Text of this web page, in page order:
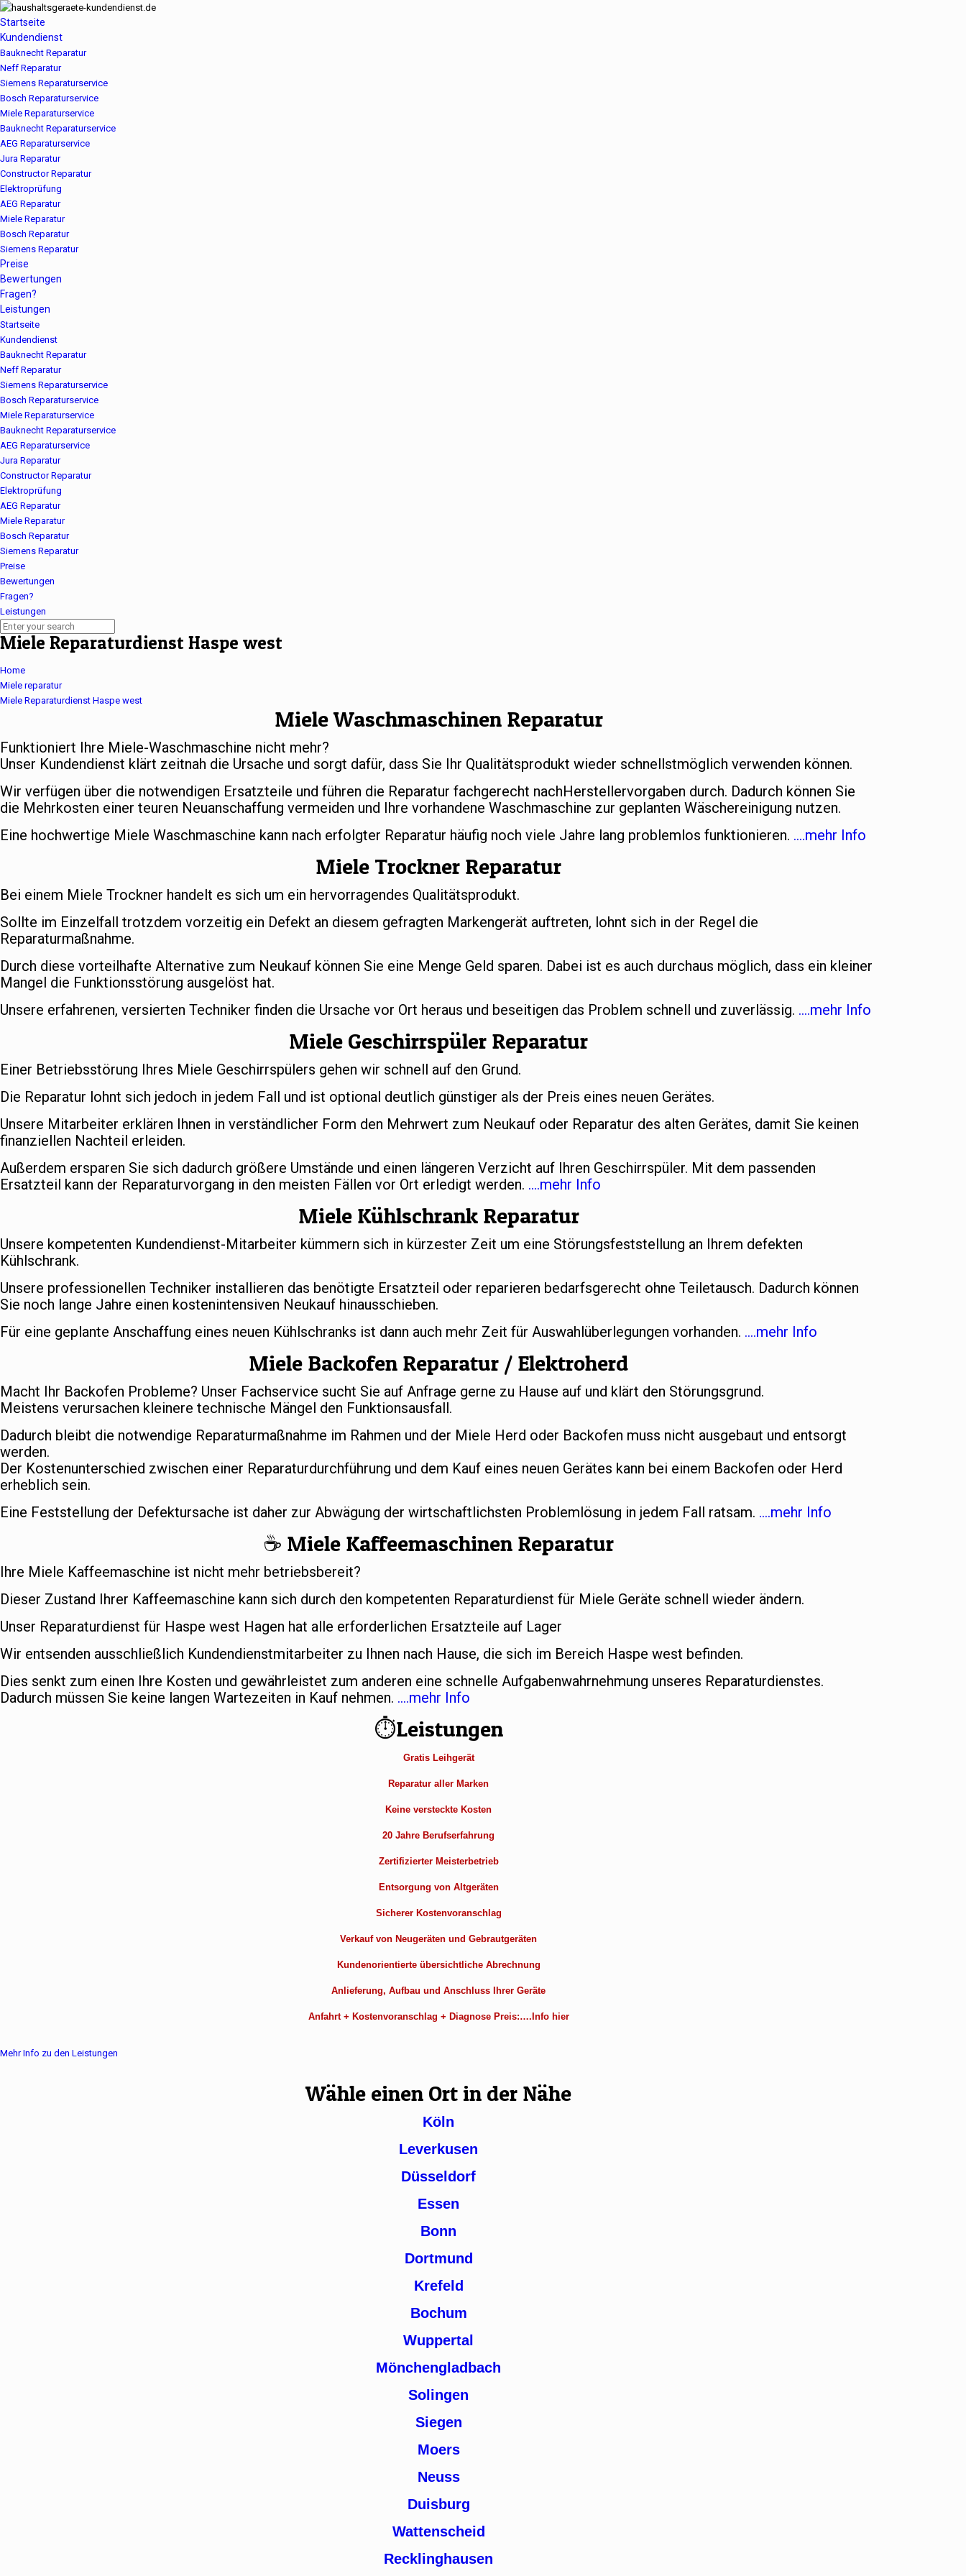
Startseite
Kundendienst
Bauknecht Reparatur
Neff Reparatur
Siemens Reparaturservice
Bosch Reparaturservice
Miele Reparaturservice
Bauknecht Reparaturservice
AEG Reparaturservice
Jura Reparatur
Constructor Reparatur
Elektroprüfung
AEG Reparatur
Miele Reparatur
Bosch Reparatur
Siemens Reparatur
Preise
Bewertungen
Fragen?
Leistungen
Startseite
Kundendienst
Bauknecht Reparatur
Neff Reparatur
Siemens Reparaturservice
Bosch Reparaturservice
Miele Reparaturservice
Bauknecht Reparaturservice
AEG Reparaturservice
Jura Reparatur
Constructor Reparatur
Elektroprüfung
AEG Reparatur
Miele Reparatur
Bosch Reparatur
Siemens Reparatur
Preise
Bewertungen
Fragen?
Leistungen
Miele Reparaturdienst Haspe west
Home
Miele reparatur
Miele Reparaturdienst Haspe west
Miele Waschmaschinen Reparatur
Funktioniert Ihre Miele-Waschmaschine nicht mehr?
Unser Kundendienst klärt zeitnah die Ursache und sorgt dafür, dass Sie Ihr Qualitätsprodukt wieder schnellstmöglich verwenden können.
Wir verfügen über die notwendigen Ersatzteile und führen die Reparatur fachgerecht nachHerstellervorgaben durch. Dadurch können Sie
die Mehrkosten einer teuren Neuanschaffung vermeiden und Ihre vorhandene Waschmaschine zur geplanten Wäschereinigung nutzen.
Eine hochwertige Miele Waschmaschine kann nach erfolgter Reparatur häufig noch viele Jahre lang problemlos funktionieren. ….mehr Info
Miele Trockner Reparatur
Bei einem Miele Trockner handelt es sich um ein hervorragendes Qualitätsprodukt.
Sollte im Einzelfall trotzdem vorzeitig ein Defekt an diesem gefragten Markengerät auftreten, lohnt sich in der Regel die
Reparaturmaßnahme.
Durch diese vorteilhafte Alternative zum Neukauf können Sie eine Menge Geld sparen. Dabei ist es auch durchaus möglich, dass ein kleiner
Mangel die Funktionsstörung ausgelöst hat.
Unsere erfahrenen, versierten Techniker finden die Ursache vor Ort heraus und beseitigen das Problem schnell und zuverlässig. ….mehr Info
Miele Geschirrspüler Reparatur
Einer Betriebsstörung Ihres Miele Geschirrspülers gehen wir schnell auf den Grund.
Die Reparatur lohnt sich jedoch in jedem Fall und ist optional deutlich günstiger als der Preis eines neuen Gerätes.
Unsere Mitarbeiter erklären Ihnen in verständlicher Form den Mehrwert zum Neukauf oder Reparatur des alten Gerätes, damit Sie keinen
finanziellen Nachteil erleiden.
Außerdem ersparen Sie sich dadurch größere Umstände und einen längeren Verzicht auf Ihren Geschirrspüler. Mit dem passenden
Ersatzteil kann der Reparaturvorgang in den meisten Fällen vor Ort erledigt werden. ….mehr Info
Miele Kühlschrank Reparatur
Unsere kompetenten Kundendienst-Mitarbeiter kümmern sich in kürzester Zeit um eine Störungsfeststellung an Ihrem defekten
Kühlschrank.
Unsere professionellen Techniker installieren das benötigte Ersatzteil oder reparieren bedarfsgerecht ohne Teiletausch. Dadurch können
Sie noch lange Jahre einen kostenintensiven Neukauf hinausschieben.
Für eine geplante Anschaffung eines neuen Kühlschranks ist dann auch mehr Zeit für Auswahlüberlegungen vorhanden. ….mehr Info
Miele Backofen Reparatur / Elektroherd
Macht Ihr Backofen Probleme? Unser Fachservice sucht Sie auf Anfrage gerne zu Hause auf und klärt den Störungsgrund.
Meistens verursachen kleinere technische Mängel den Funktionsausfall.
Dadurch bleibt die notwendige Reparaturmaßnahme im Rahmen und der Miele Herd oder Backofen muss nicht ausgebaut und entsorgt
werden.
Der Kostenunterschied zwischen einer Reparaturdurchführung und dem Kauf eines neuen Gerätes kann bei einem Backofen oder Herd
erheblich sein.
Eine Feststellung der Defektursache ist daher zur Abwägung der wirtschaftlichsten Problemlösung in jedem Fall ratsam. ….mehr Info
☕️ Miele Kaffeemaschinen Reparatur
Ihre Miele Kaffeemaschine ist nicht mehr betriebsbereit?
Dieser Zustand Ihrer Kaffeemaschine kann sich durch den kompetenten Reparaturdienst für Miele Geräte schnell wieder ändern.
Unser Reparaturdienst für Haspe west Hagen hat alle erforderlichen Ersatzteile auf Lager
Wir entsenden ausschließlich Kundendienstmitarbeiter zu Ihnen nach Hause, die sich im Bereich Haspe west befinden.
Dies senkt zum einen Ihre Kosten und gewährleistet zum anderen eine schnelle Aufgabenwahrnehmung unseres Reparaturdienstes.
Dadurch müssen Sie keine langen Wartezeiten in Kauf nehmen. ….mehr Info
⏱Leistungen
Gratis Leihgerät
Reparatur aller Marken
Keine versteckte Kosten
20 Jahre Berufserfahrung
Zertifizierter Meisterbetrieb
Entsorgung von Altgeräten
Sicherer Kostenvoranschlag
Verkauf von Neugeräten und Gebrautgeräten
Kundenorientierte übersichtliche Abrechnung
Anlieferung, Aufbau und Anschluss Ihrer Geräte
Anfahrt + Kostenvoranschlag + Diagnose Preis:….Info hier
Mehr Info zu den Leistungen
Wähle einen Ort in der Nähe
Köln
Leverkusen
Düsseldorf
Essen
Bonn
Dortmund
Krefeld
Bochum
Wuppertal
Mönchengladbach
Solingen
Siegen
Moers
Neuss
Duisburg
Wattenscheid
Recklinghausen